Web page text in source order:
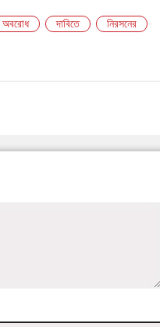
অবরোধ দাবিতে
নিরসনের